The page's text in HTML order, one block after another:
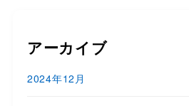
アーカイブ
2024年12月